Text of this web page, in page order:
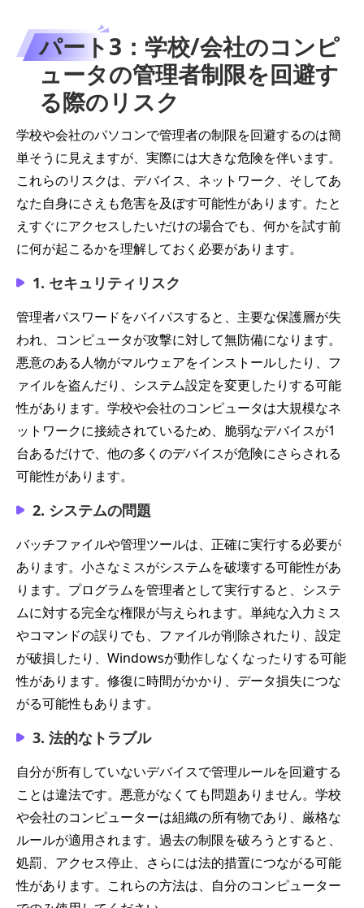
パート3：学校/会社のコンピ
ュータの管理者制限を回避す
る際のリスク
学校や会社のパソコンで管理者の制限を回避するのは簡
単そうに見えますが、実際には大きな危険を伴います。
これらのリスクは、デバイス、ネットワーク、そしてあ
なた自身にさえも危害を及ぼす可能性があります。たと
えすぐにアクセスしたいだけの場合でも、何かを試す前
に何が起こるかを理解しておく必要があります。
1. セキュリティリスク
管理者パスワードをバイパスすると、主要な保護層が失
われ、コンピュータが攻撃に対して無防備になります。
悪意のある人物がマルウェアをインストールしたり、フ
ァイルを盗んだり、システム設定を変更したりする可能
性があります。学校や会社のコンピュータは大規模なネ
ットワークに接続されているため、脆弱なデバイスが1
台あるだけで、他の多くのデバイスが危険にさらされる
可能性があります。
2. システムの問題
バッチファイルや管理ツールは、正確に実行する必要が
あります。小さなミスがシステムを破壊する可能性があ
ります。プログラムを管理者として実行すると、システ
ムに対する完全な権限が与えられます。単純な入力ミス
やコマンドの誤りでも、ファイルが削除されたり、設定
が破損したり、Windowsが動作しなくなったりする可能
性があります。修復に時間がかかり、データ損失につな
がる可能性もあります。
3. 法的なトラブル
自分が所有していないデバイスで管理ルールを回避する
ことは違法です。悪意がなくても問題ありません。学校
や会社のコンピューターは組織の所有物であり、厳格な
ルールが適用されます。過去の制限を破ろうとすると、
処罰、アクセス停止、さらには法的措置につながる可能
性があります。これらの方法は、自分のコンピューター